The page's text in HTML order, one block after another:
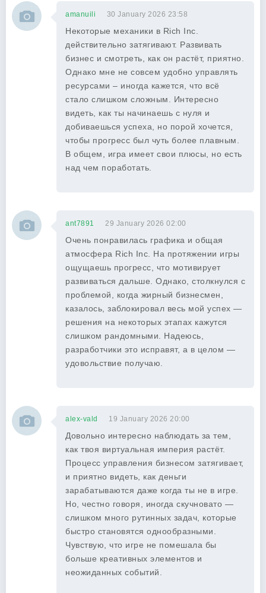
amanuili 30 January 2026 23:58
Некоторые механики в Rich Inc.
действительно затягивают. Развивать
бизнес и смотреть, как он растёт, приятно.
Однако мне не совсем удобно управлять
ресурсами – иногда кажется, что всё
стало слишком сложным. Интересно
видеть, как ты начинаешь с нуля и
добиваешься успеха, но порой хочется,
чтобы прогресс был чуть более плавным.
В общем, игра имеет свои плюсы, но есть
над чем поработать.
ant7891 29 January 2026 02:00
Очень понравилась графика и общая
атмосфера Rich Inc. На протяжении игры
ощущаешь прогресс, что мотивирует
развиваться дальше. Однако, столкнулся с
проблемой, когда жирный бизнесмен,
казалось, заблокировал весь мой успех —
решения на некоторых этапах кажутся
слишком рандомными. Надеюсь,
разработчики это исправят, а в целом —
удовольствие получаю.
alex-vald 19 January 2026 20:00
Довольно интересно наблюдать за тем,
как твоя виртуальная империя растёт.
Процесс управления бизнесом затягивает,
и приятно видеть, как деньги
зарабатываются даже когда ты не в игре.
Но, честно говоря, иногда скучновато —
слишком много рутинных задач, которые
быстро становятся однообразными.
Чувствую, что игре не помешала бы
больше креативных элементов и
неожиданных событий.